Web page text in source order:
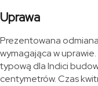
Uprawa
Prezentowana
wymagająca w
typową dla Indici
centymetrów. Czas